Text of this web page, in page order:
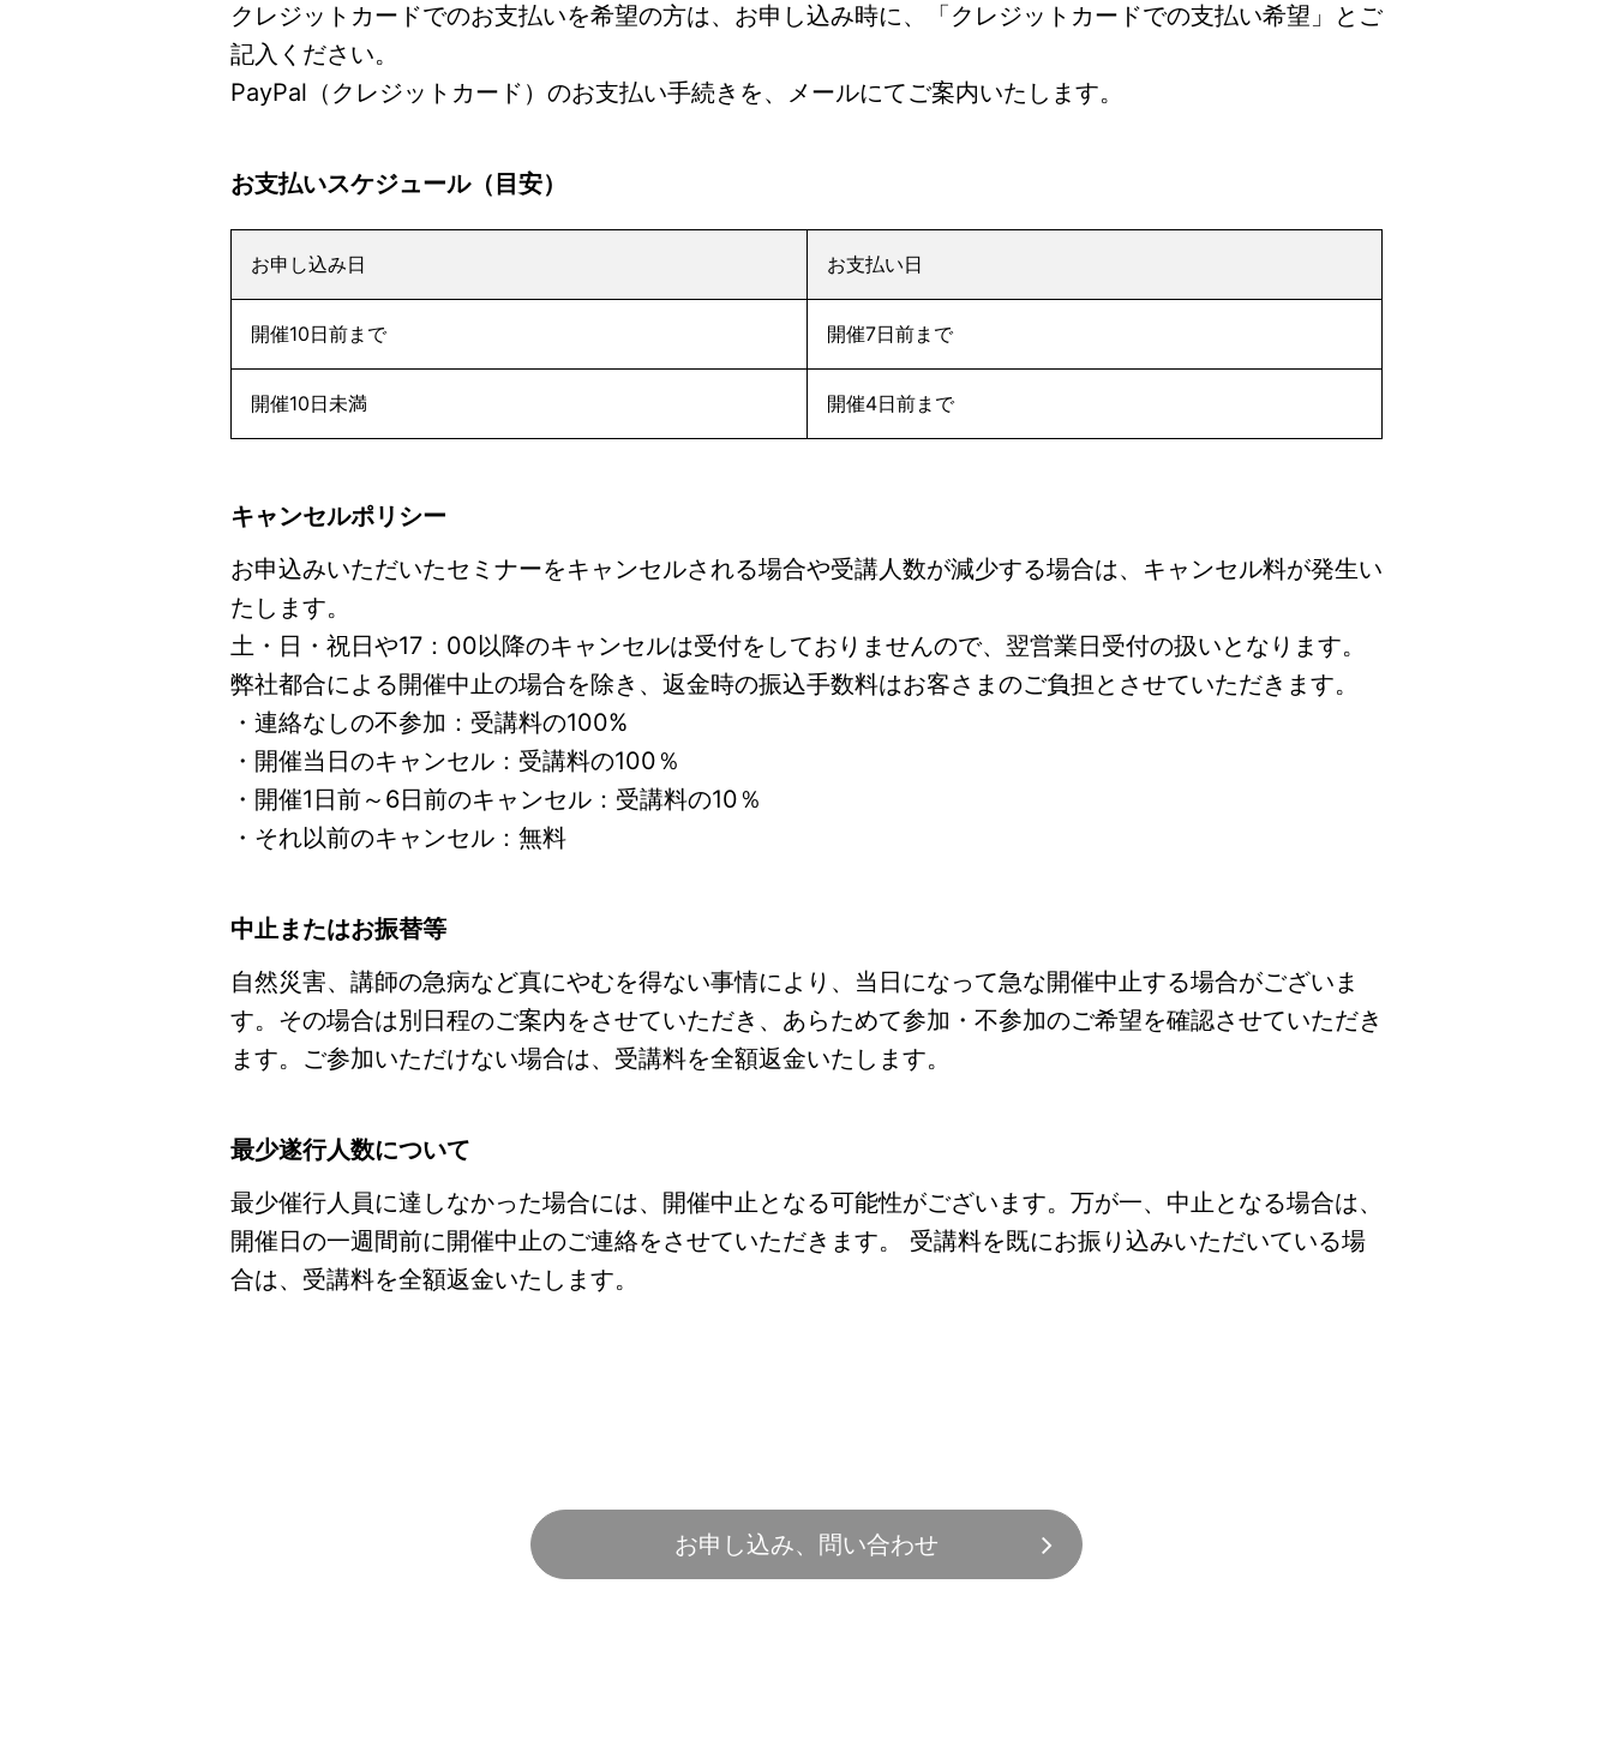
クレジットカードでのお支払いを希望の方は、お申し込み時に、「クレジットカードでの支払い希望」とご
記入ください。
PayPal（クレジットカード）のお支払い手続きを、メールにてご案内いたします。
お支払いスケジュール（目安）
お申し込み日 お支払い日
開催10日前まで 開催7日前まで
開催10日未満 開催4日前まで
キャンセルポリシー
お申込みいただいたセミナーをキャンセルされる場合や受講人数が減少する場合は、キャンセル料が発生い
たします。
土・日・祝日や17：00以降のキャンセルは受付をしておりませんので、翌営業日受付の扱いとなります。
弊社都合による開催中止の場合を除き、返金時の振込手数料はお客さまのご負担とさせていただきます。
・連絡なしの不参加：受講料の100%
・開催当日のキャンセル：受講料の100％
・開催1日前～6日前のキャンセル：受講料の10％
・それ以前のキャンセル：無料
中止またはお振替等
自然災害、講師の急病など真にやむを得ない事情により、当日になって急な開催中止する場合がございま
す。その場合は別日程のご案内をさせていただき、あらためて参加・不参加のご希望を確認させていただき
ます。ご参加いただけない場合は、受講料を全額返金いたします。
最少遂行人数について
最少催行人員に達しなかった場合には、開催中止となる可能性がございます。万が一、中止となる場合は、
開催日の一週間前に開催中止のご連絡をさせていただきます。 受講料を既にお振り込みいただいている場
合は、受講料を全額返金いたします。
お申し込み、問い合わせ